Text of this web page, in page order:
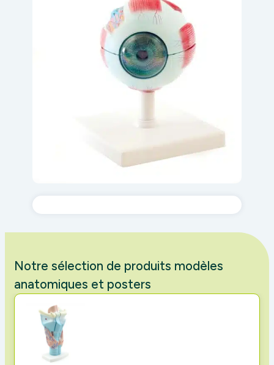
Notre sélection de produits modèles
anatomiques et posters